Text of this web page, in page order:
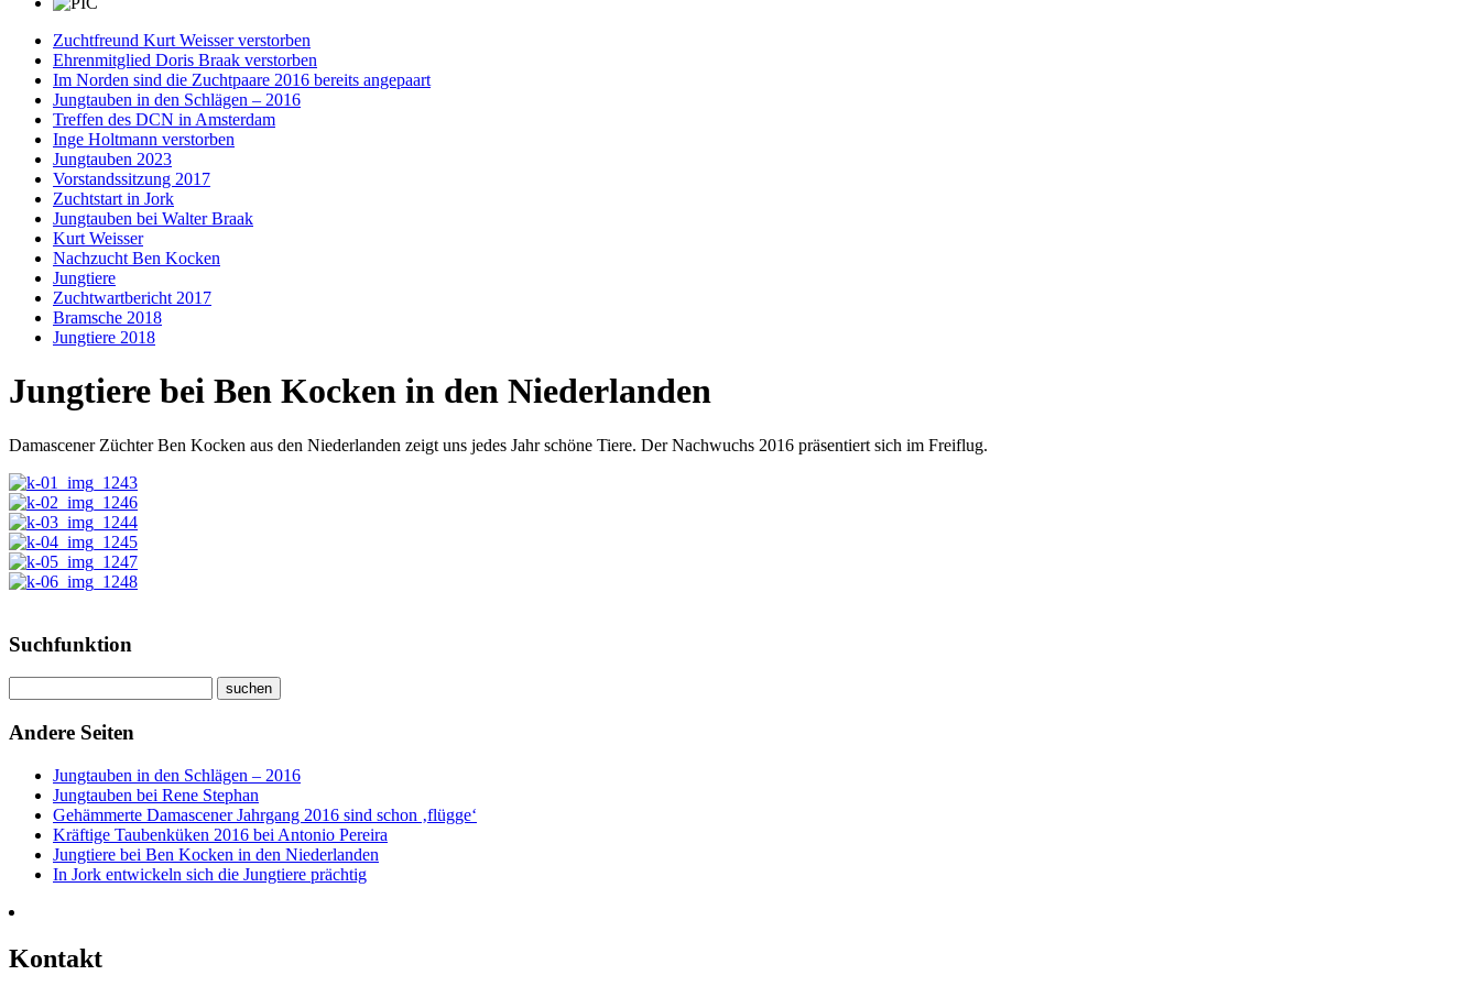
Zuchtfreund Kurt Weisser verstorben
Ehrenmitglied Doris Braak verstorben
Im Norden sind die Zuchtpaare 2016 bereits angepaart
Jungtauben in den Schlägen – 2016
Treffen des DCN in Amsterdam
Inge Holtmann verstorben
Jungtauben 2023
Vorstandssitzung 2017
Zuchtstart in Jork
Jungtauben bei Walter Braak
Kurt Weisser
Nachzucht Ben Kocken
Jungtiere
Zuchtwartbericht 2017
Bramsche 2018
Jungtiere 2018
Jungtiere bei Ben Kocken in den Niederlanden
Damascener Züchter Ben Kocken aus den Niederlanden zeigt uns jedes Jahr schöne Tiere. Der Nachwuchs 2016 präsentiert sich im Freiflug.
Suchfunktion
Andere Seiten
Jungtauben in den Schlägen – 2016
Jungtauben bei Rene Stephan
Gehämmerte Damascener Jahrgang 2016 sind schon ‚flügge‘
Kräftige Taubenküken 2016 bei Antonio Pereira
Jungtiere bei Ben Kocken in den Niederlanden
In Jork entwickeln sich die Jungtiere prächtig
Kontakt